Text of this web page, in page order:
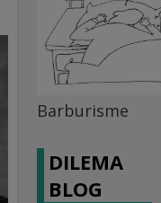
Barburisme
DILEMA
BLOG